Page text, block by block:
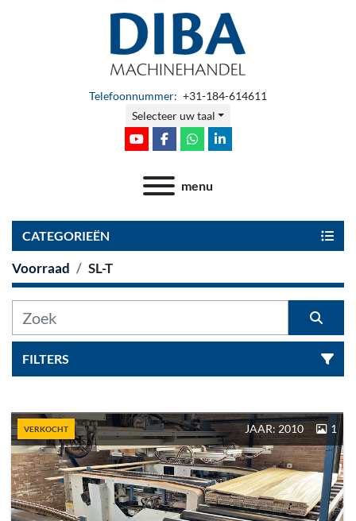
Telefoonnummer: +31-184-614611
Selecteer uw taal
youtubefacebookwhatsapplinkedin
menu
CATEGORIEËN
Voorraad SL-T
FILTERS
VERKOCHT JAAR: 2010 1